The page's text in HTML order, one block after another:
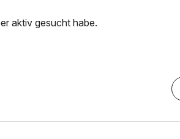
aktiv gesucht habe.